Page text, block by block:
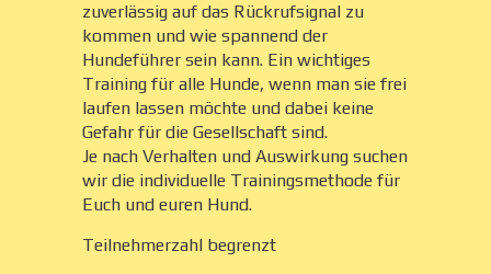
zuverlässig auf das Rückrufsignal zu
kommen und wie spannend der
Hundeführer sein kann. Ein wichtiges
Training für alle Hunde, wenn man sie frei
laufen lassen möchte und dabei keine
Gefahr für die Gesellschaft sind.
Je nach Verhalten und Auswirkung suchen
wir die individuelle Trainingsmethode für
Euch und euren Hund.
Teilnehmerzahl begrenzt